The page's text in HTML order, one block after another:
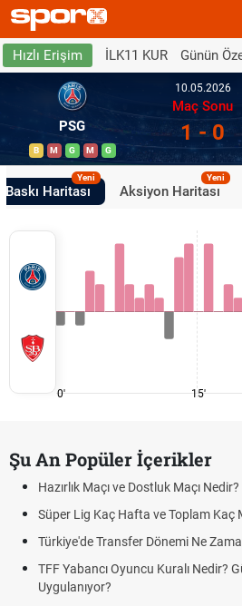
Hızlı Erişim İLK11 KUR Günün
PSG
B M G M G
10.05.2026
Maç Sonu
1 - 0
Baskı Haritası
Yeni
Aksiyon Haritası
Yeni
0' 15'
Şu An Popüler İçerikler
Hazırlık Maçı ve Dostluk Maçı
Süper Lig Kaç Hafta ve Toplam Kaç
Türkiye'de Transfer Dönemi Ne
TFF Yabancı Oyuncu Kuralı Nedir?
Uygulanıyor?